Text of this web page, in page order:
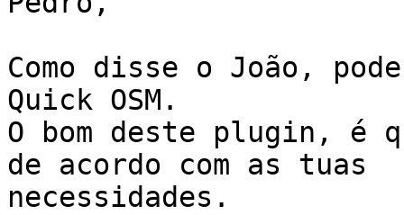
Como disse o João,
Quick OSM.
O bom deste plugin, é
de acordo com as tuas
necessidades.